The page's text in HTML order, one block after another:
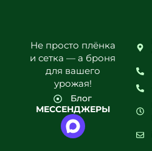
Не просто плёнка
и сетка — а броня
для вашего
урожая!
Блог
МЕССЕНДЖЕРЫ